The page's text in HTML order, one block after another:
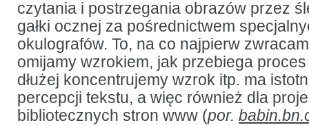
katalogów
przy
wykorzystaniu
okulografii
czytania i postrzegania obrazów przez
gałki ocznej za pośrednictwem
okulografów. To, na co najpierw
omijamy wzrokiem, jak przebiega
dłużej koncentrujemy wzrok itp. ma
percepcji tekstu, a więc również dla
bibliotecznych stron www (por.